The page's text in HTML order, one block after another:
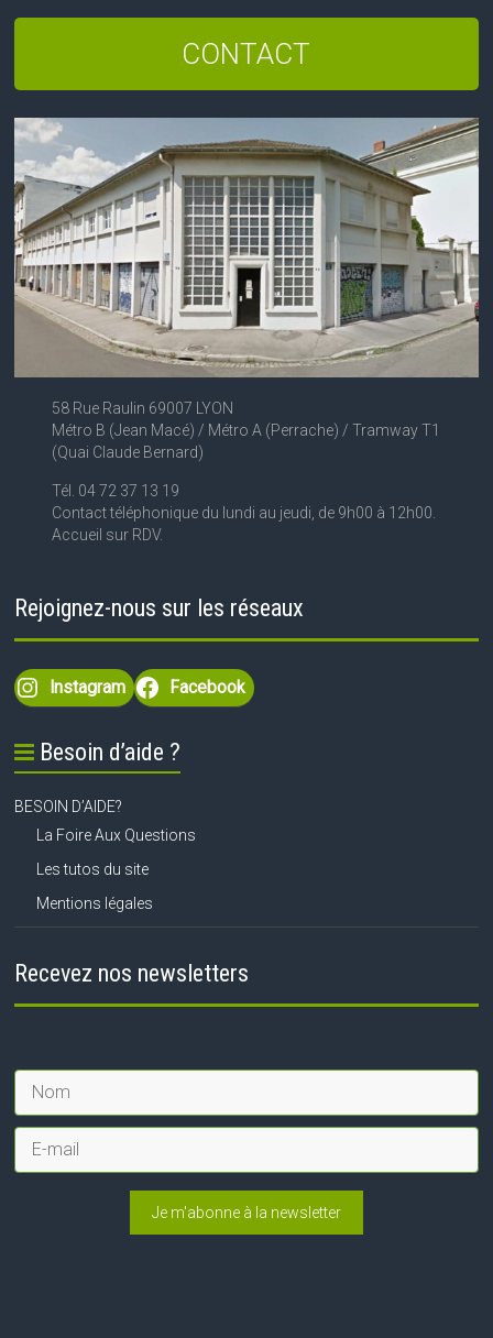
CONTACT
58 Rue Raulin 69007 LYON
Métro B (Jean Macé) / Métro A (Perrache) / Tramway T1
(Quai Claude Bernard)
Tél. 04 72 37 13 19
Contact téléphonique du lundi au jeudi, de 9h00 à 12h00.
Accueil sur RDV.
Rejoignez-nous sur les réseaux
Instagram Facebook
Besoin d’aide ?
BESOIN D’AIDE?
La Foire Aux Questions
Les tutos du site
Mentions légales
Recevez nos newsletters
Je m'abonne à la newsletter